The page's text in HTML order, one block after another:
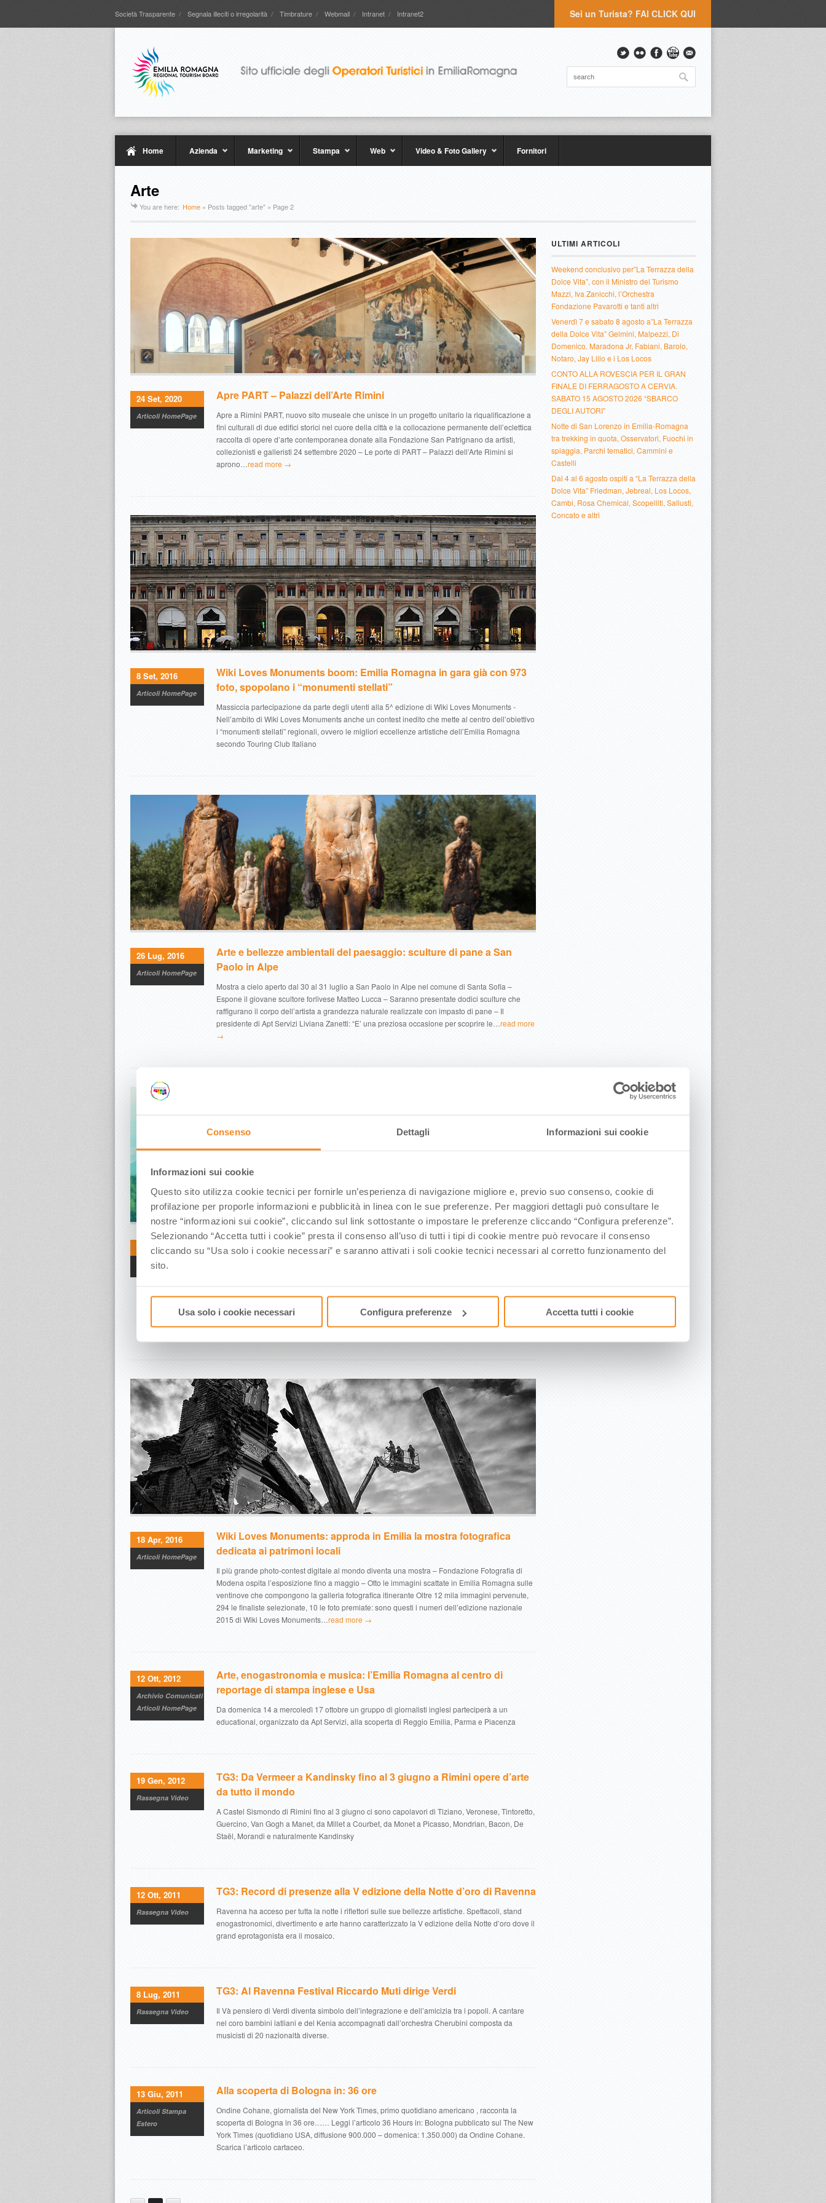
Consenso Dettagli Informazioni sui cookie
Informazioni sui cookie
Questo sito utilizza cookie tecnici per fornirle un’esperienza di navigazione migliore e, previo suo consenso, cookie di
profilazione per proporle informazioni e pubblicità in linea con le sue preferenze. Per maggiori dettagli può consultare le
nostre “informazioni sui cookie”, cliccando sul link sottostante o impostare le preferenze cliccando “Configura preferenze”.
Selezionando “Accetta tutti i cookie” presta il consenso all’uso di tutti i tipi di cookie mentre può revocare il consenso
cliccando su “Usa solo i cookie necessari” e saranno attivati i soli cookie tecnici necessari al corretto funzionamento del
sito.
Usa solo i cookie necessari Configura preferenze Accetta tutti i cookie
Sei un Turista? FAI CLICK QUI
Società Trasparente Segnala illeciti o irregolarità Timbrature Webmail Intranet Intranet2
Home Azienda Marketing Stampa Web Video & Foto Gallery Fornitori
Arte
You are here: Home » Posts tagged "arte" » Page 2
Apre PART – Palazzi dell’Arte Rimini
Apre a Rimini PART, nuovo sito museale che unisce in un progetto unitario la riqualificazione a
fini culturali di due edifici storici nel cuore della città e la collocazione permanente dell’eclettica
raccolta di opere d’arte contemporanea donate alla Fondazione San Patrignano da artisti,
collezionisti e galleristi 24 settembre 2020 – Le porte di PART – Palazzi dell’Arte Rimini si
aprono…read more →
24 Set, 2020
Articoli HomePage
Wiki Loves Monuments boom: Emilia Romagna in gara già con 973
foto, spopolano i “monumenti stellati”
Massiccia partecipazione da parte degli utenti alla 5^ edizione di Wiki Loves Monuments -
Nell’ambito di Wiki Loves Monuments anche un contest inedito che mette al centro dell’obiettivo
i “monumenti stellati” regionali, ovvero le migliori eccellenze artistiche dell’Emilia Romagna
secondo Touring Club Italiano
8 Set, 2016
Articoli HomePage
Arte e bellezze ambientali del paesaggio: sculture di pane a San
Paolo in Alpe
Mostra a cielo aperto dal 30 al 31 luglio a San Paolo in Alpe nel comune di Santa Sofia –
Espone il giovane scultore forlivese Matteo Lucca – Saranno presentate dodici sculture che
raffigurano il corpo dell’artista a grandezza naturale realizzate con impasto di pane – Il
presidente di Apt Servizi Liviana Zanetti: “E’ una preziosa occasione per scoprire le…read more
→
26 Lug, 2016
Articoli HomePage
Wellness Week: un pieno di benessere nella Wellness Valley, la
Romagna della felicità e del sorriso
seguito comprese, a diretto contatto con la natura e con l’arte – E per recuperare l’energia a fine
giornata detoxing in formula open alle Terme e buon cibo sano a tavola
20 Apr, 2016
Articoli HomePage
Wiki Loves Monuments: approda in Emilia la mostra fotografica
dedicata ai patrimoni locali
Il più grande photo-contest digitale al mondo diventa una mostra – Fondazione Fotografia di
Modena ospita l’esposizione fino a maggio – Otto le immagini scattate in Emilia Romagna sulle
ventinove che compongono la galleria fotografica itinerante Oltre 12 mila immagini pervenute,
294 le finaliste selezionate, 10 le foto premiate: sono questi i numeri dell’edizione nazionale
2015 di Wiki Loves Monuments…read more →
18 Apr, 2016
Articoli HomePage
Arte, enogastronomia e musica: l’Emilia Romagna al centro di
reportage di stampa inglese e Usa
Da domenica 14 a mercoledì 17 ottobre un gruppo di giornalisti inglesi parteciperà a un
educational, organizzato da Apt Servizi, alla scoperta di Reggio Emilia, Parma e Piacenza
12 Ott, 2012
Archivio Comunicati
Articoli HomePage
TG3: Da Vermeer a Kandinsky fino al 3 giugno a Rimini opere d’arte
da tutto il mondo
A Castel Sismondo di Rimini fino al 3 giugno ci sono capolavori di Tiziano, Veronese, Tintoretto,
Guercino, Van Gogh a Manet, da Millet a Courbet, da Monet a Picasso, Mondrian, Bacon, De
Staël, Morandi e naturalmente Kandinsky
19 Gen, 2012
Rassegna Video
TG3: Record di presenze alla V edizione della Notte d’oro di Ravenna
Ravenna ha acceso per tutta la notte i riflettori sulle sue bellezze artistiche. Spettacoli, stand
enogastronomici, divertimento e arte hanno caratterizzato la V edizione della Notte d’oro dove il
grand eprotagonista era il mosaico.
12 Ott, 2011
Rassegna Video
TG3: Al Ravenna Festival Riccardo Muti dirige Verdi
Il Và pensiero di Verdi diventa simbolo dell’integrazione e dell’amicizia tra i popoli. A cantare
nel coro bambini iatliani e del Kenia accompagnati dall’orchestra Cherubini composta da
musicisti di 20 nazionaltà diverse.
8 Lug, 2011
Rassegna Video
Alla scoperta di Bologna in: 36 ore
Ondine Cohane, giornalista del New York Times, primo quotidiano americano , racconta la
scoperta di Bologna in 36 ore…… Leggi l’articolo 36 Hours in: Bologna pubblicato sul The New
York Times (quotidiano USA, diffusione 900.000 – domenica: 1.350.000) da Ondine Cohane.
Scarica l’articolo cartaceo.
13 Giu, 2011
Articoli Stampa
Estero
ULTIMI ARTICOLI
Weekend conclusivo per”La Terrazza della
Dolce Vita”, con il Ministro del Turismo
Mazzi, Iva Zanicchi, l’Orchestra
Fondazione Pavarotti e tanti altri
Venerdì 7 e sabato 8 agosto a”La Terrazza
della Dolce Vita” Gelmini, Malpezzi, Di
Domenico, Maradona Jr, Fabiani, Barolo,
Notaro, Jay Lillo e i Los Locos
CONTO ALLA ROVESCIA PER IL GRAN
FINALE DI FERRAGOSTO A CERVIA.
SABATO 15 AGOSTO 2026 “SBARCO
DEGLI AUTORI”
Notte di San Lorenzo in Emilia-Romagna
tra trekking in quota, Osservatori, Fuochi in
spiaggia, Parchi tematici, Cammini e
Castelli
Dal 4 al 6 agosto ospiti a “La Terrazza della
Dolce Vita” Friedman, Jebreal, Los Locos,
Cambi, Rosa Chemical, Scopelliti, Sallusti,
Concato e altri